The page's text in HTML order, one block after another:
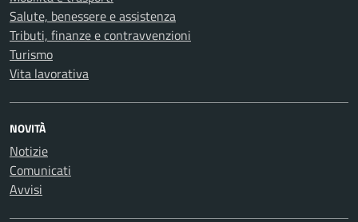
Salute, benessere e assistenza
Tributi, finanze e contravvenzioni
Turismo
Vita lavorativa
NOVITÀ
Notizie
Comunicati
Avvisi